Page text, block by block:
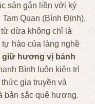
sản gắn liền với ký
Quan (Bình Định),
dừa không chỉ là
tự hào của làng nghề
giữ hương vị bánh
Bình luôn kiên trì
gia truyền và
bản sắc quê hương.